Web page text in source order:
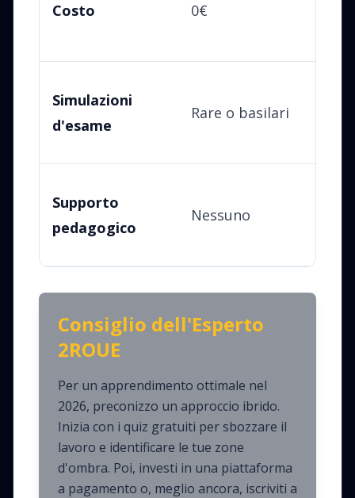
Costo 0€
Simulazioni
d'esame
Rare o basilari
Supporto
pedagogico
Nessuno
Consiglio dell'Esperto
2ROUE
Per un apprendimento ottimale nel
2026, preconizzo un approccio ibrido.
Inizia con i quiz gratuiti per sbozzare il
lavoro e identificare le tue zone
d'ombra. Poi, investi in una piattaforma
a pagamento o, meglio ancora, iscriviti a